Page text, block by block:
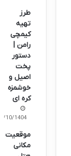
طرز
تهیه
کیمچی
رامن |
دستور
پخت
اصیل و
خوشمزه
کره ای
10/10/1404
موقعیت
مکانی